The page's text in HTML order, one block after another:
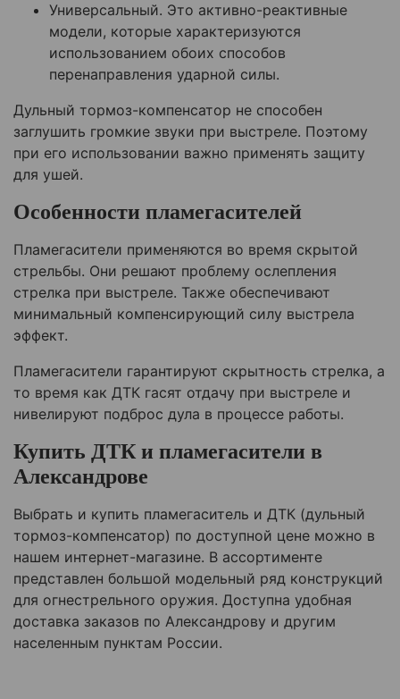
Универсальный. Это активно-реактивные
модели, которые характеризуются
использованием обоих способов
перенаправления ударной силы.
Дульный тормоз-компенсатор не способен
заглушить громкие звуки при выстреле. Поэтому
при его использовании важно применять защиту
для ушей.
Особенности пламегасителей
Пламегасители применяются во время скрытой
стрельбы. Они решают проблему ослепления
стрелка при выстреле. Также обеспечивают
минимальный компенсирующий силу выстрела
эффект.
Пламегасители гарантируют скрытность стрелка, а
то время как ДТК гасят отдачу при выстреле и
нивелируют подброс дула в процессе работы.
Купить ДТК и пламегасители в
Александрове
Выбрать и купить пламегаситель и ДТК (дульный
тормоз-компенсатор) по доступной цене можно в
нашем интернет-магазине. В ассортименте
представлен большой модельный ряд конструкций
для огнестрельного оружия. Доступна удобная
доставка заказов по Александрову и другим
населенным пунктам России.